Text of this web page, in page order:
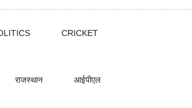
CRICKET
राजस्थान आईपीएल